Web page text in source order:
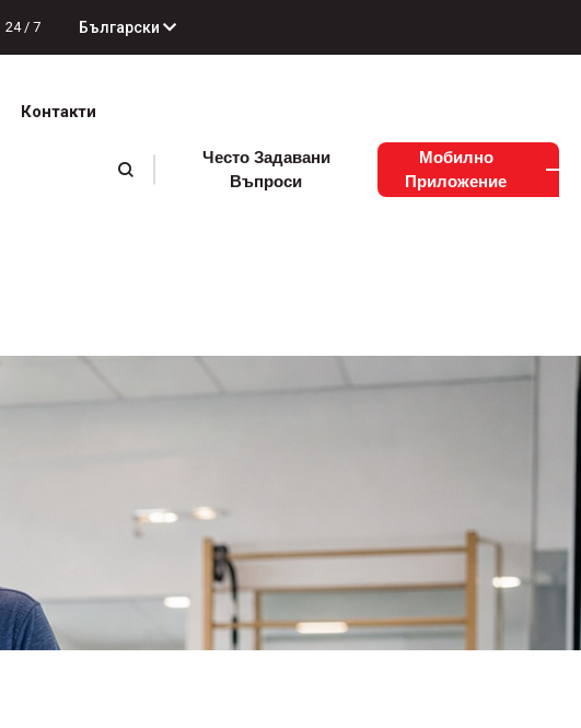
24 / 7 Български
Контакти
Често Задавани
Въпроси
Мобилно
Приложение